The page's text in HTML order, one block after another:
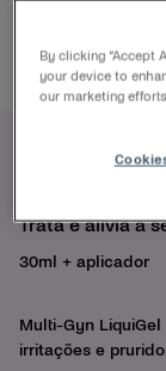
Multi-Gyn
Trata e alivia a
30ml + aplicador
Multi-Gyn LiquiGel
irritações e
By clicking “Accept
your device to
our marketing efforts.